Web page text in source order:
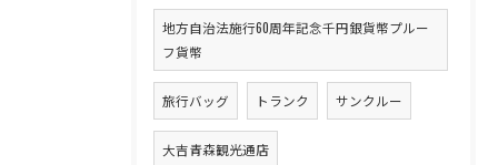
地方自治法施行60周年記念千円銀貨幣プルー
フ貨幣
旅行バッグ トランク サンクルー
大吉青森観光通店